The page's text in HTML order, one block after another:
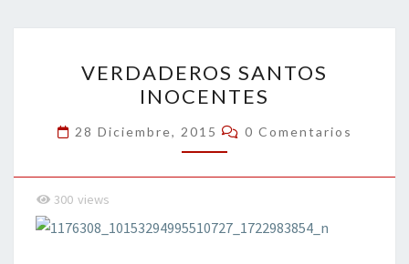
SANTOS
INOCENTES
VERDADEROS SANTOS
INOCENTES
28 Diciembre, 2015 Comentarios
0 Comentarios
300 views